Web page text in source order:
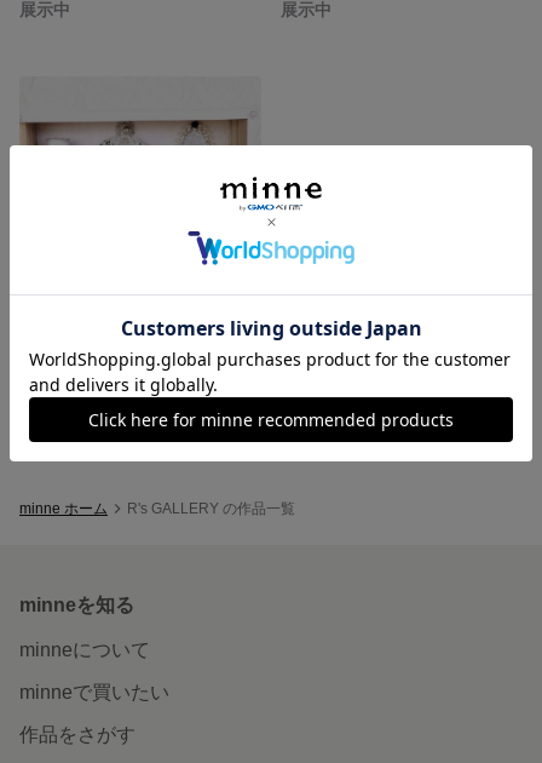
展示中 展示中
ボックスアレンジ☆モノトーン☆
展示中
minne ホーム R's GALLERY の作品一覧
minneを知る
minneについて
minneで買いたい
作品をさがす